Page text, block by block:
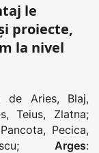
le
proiecte,
la nivel
de Aries, Blaj,
,Teius, Zlatna;
Pancota, Pecica,
; Arges: